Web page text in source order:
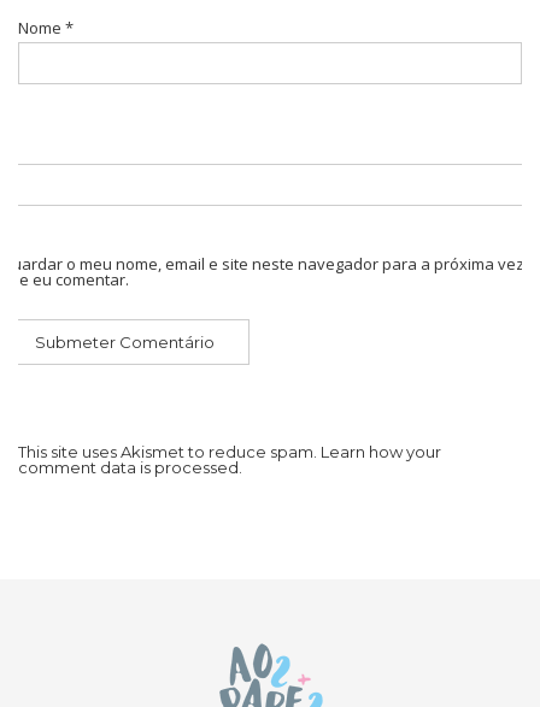
Nome *
Guardar o meu nome, email e site neste navegador para a próxima vez
que eu comentar.
This site uses Akismet to reduce spam. Learn how your
comment data is processed.